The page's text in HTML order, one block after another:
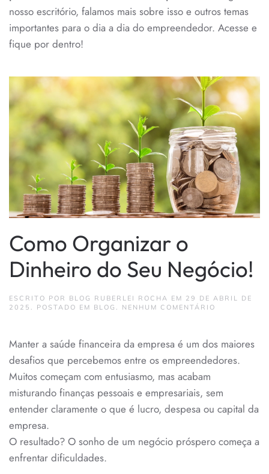
nosso escritório, falamos mais sobre isso e outros temas
importantes para o dia a dia do empreendedor. Acesse e
fique por dentro!
Como Organizar o
Dinheiro do Seu Negócio!
ESCRITO POR BLOG RUBERLEI ROCHA EM 29 DE ABRIL DE
2025 . POSTADO EM BLOG . NENHUM COMENTÁRIO
DINHEIRO
SEU
Manter a saúde financeira da empresa é um dos maiores
desafios que percebemos entre os empreendedores.
Muitos começam com entusiasmo, mas acabam
misturando finanças pessoais e empresariais, sem
entender claramente o que é lucro, despesa ou capital da
empresa.
O resultado? O sonho de um negócio próspero começa a
enfrentar dificuldades.